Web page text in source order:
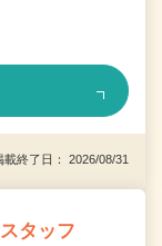
終了日： 2026/08/31
タッフ